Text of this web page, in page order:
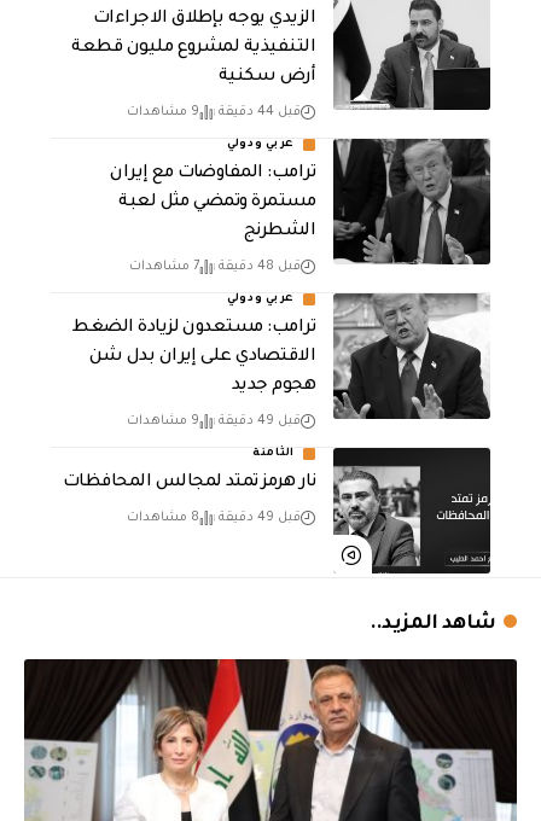
الزيدي يوجه بإطلاق الاجراءات
التنفيذية لمشروع مليون قطعة
أرض سكنية
قبل 44 دقيقة 9 مشاهدات
عربي ودولي
‏ترامب: المفاوضات مع إيران
مستمرة وتمضي مثل لعبة
الشطرنج
قبل 48 دقيقة 7 مشاهدات
عربي ودولي
‏ترامب: مستعدون لزيادة الضغط
الاقتصادي على إيران بدل شن
هجوم جديد
قبل 49 دقيقة 9 مشاهدات
الثامنة
نار هرمز تمتد لمجالس المحافظات
قبل 49 دقيقة 8 مشاهدات
شاهد المزيد..